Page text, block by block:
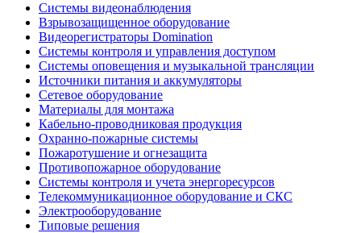
Системы видеонаблюдения
Взрывозащищенное оборудование
Видеорегистраторы Domination
Системы контроля и управления доступом
Системы оповещения и музыкальной трансляции
Источники питания и аккумуляторы
Сетевое оборудование
Материалы для монтажа
Кабельно-проводниковая продукция
Охранно-пожарные системы
Пожаротушение и огнезащита
Противопожарное оборудование
Системы контроля и учета энергоресурсов
Телекоммуникационное оборудование и СКС
Электрооборудование
Типовые решения